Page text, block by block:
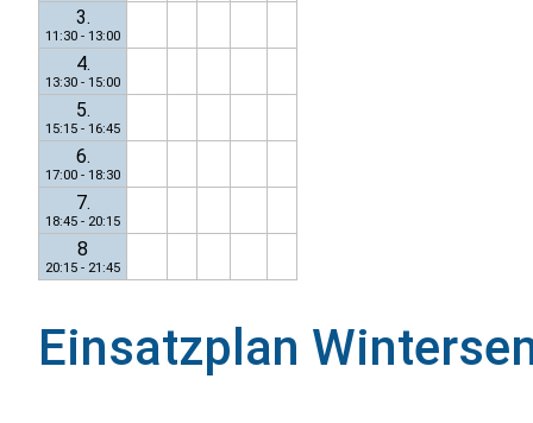
3.
11:30 - 13:00
4.
13:30 - 15:00
5.
15:15 - 16:45
6.
17:00 - 18:30
7.
18:45 - 20:15
8
20:15 - 21:45
Einsatzplan